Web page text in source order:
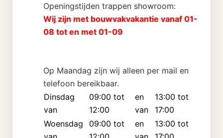
Openingstijden trappen showroom:
Wij zijn met bouwvakvakantie vanaf 01-
08 tot en met 01-09
Op Maandag zijn wij alleen per mail en
telefoon bereikbaar.
Dinsdag
van
09:00 tot
12:00
en
van
13:00 tot
17:00
Woensdag
09:00 tot
en
13:00 tot